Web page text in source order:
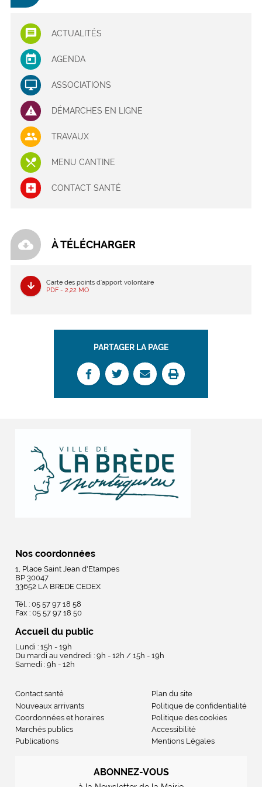
ACTUALITÉS
AGENDA
ASSOCIATIONS
DÉMARCHES EN LIGNE
TRAVAUX
MENU CANTINE
CONTACT SANTÉ
cloud_download À TÉLÉCHARGER
Carte des points d’apport volontaire
PDF - 2,22 MO
PARTAGER LA PAGE
Nos coordonnées
1, Place Saint Jean d'Etampes
BP 30047
33652 LA BREDE CEDEX
Tél. : 05 57 97 18 58
Fax : 05 57 97 18 50
Accueil du public
Lundi : 15h - 19h
Du mardi au vendredi : 9h - 12h / 15h - 19h
Samedi : 9h - 12h
Contact santé
Nouveaux arrivants
Coordonnées et horaires
Marchés publics
Publications
Plan du site
Politique de confidentialité
Politique des cookies
Accessibilité
Mentions Légales
ABONNEZ-VOUS